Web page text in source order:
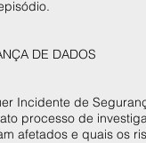
DE DADOS
Incidente de
processo de
afetados e quais os